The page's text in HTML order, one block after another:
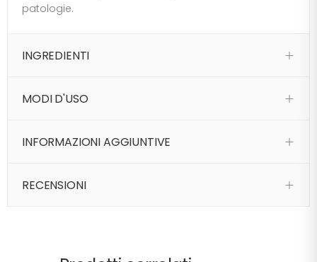
patologie.
INGREDIENTI
MODI D'USO
INFORMAZIONI AGGIUNTIVE
RECENSIONI